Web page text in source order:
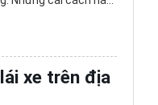
xe trên địa